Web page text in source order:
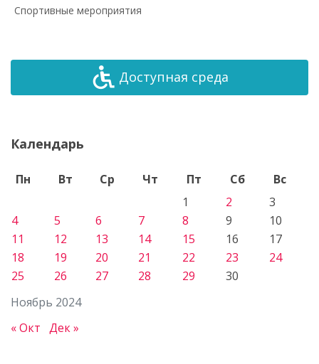
Спортивные мероприятия
Доступная среда
Календарь
Ноябрь 2024
Пн Вт Ср Чт Пт Сб
Вс
1
2
3
4
5 6 7 8 9
10
11
12 13 14 15 16
17
18
19 20 21 22 23
24
25
26 27 28 29 30
« Окт Дек »